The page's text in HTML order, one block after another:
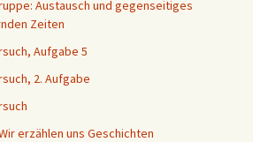
Austausch und gegenseitiges
Zeiten
Aufgabe 5
2. Aufgabe
erzählen uns Geschichten